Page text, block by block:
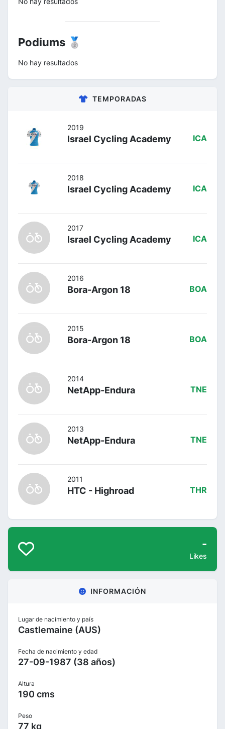
Podiums 🥈
No hay resultados
TEMPORADAS
2019
Israel Cycling Academy ICA
2018
Israel Cycling Academy ICA
2017
Israel Cycling Academy ICA
2016
Bora-Argon 18 BOA
2015
Bora-Argon 18 BOA
2014
NetApp-Endura TNE
2013
NetApp-Endura TNE
2011
HTC - Highroad THR
-
Likes
INFORMACIÓN
Lugar de nacimiento y país
Castlemaine (AUS)
Fecha de nacimiento y edad
27-09-1987 (38 años)
Altura
190 cms
Peso
77 kg